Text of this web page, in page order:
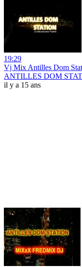
19:29
Vj Mix Antilles Dom
ANTILLES DOM
il y a 15 ans